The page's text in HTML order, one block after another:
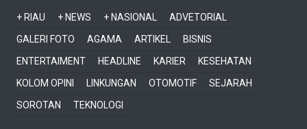
+ RIAU + NEWS + NASIONAL
ADVETORIAL
GALERI FOTO
AGAMA ARTIKEL
BISNIS
ENTERTAIMENT
HEADLINE KARIER
KESEHATAN
KOLOM OPINI
LINKUNGAN OTOMOTIF
SEJARAH
SOROTAN
TEKNOLOGI